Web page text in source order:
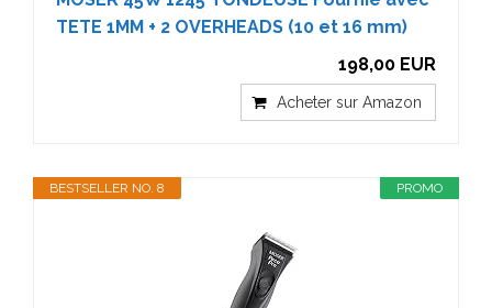
TETE 1MM + 2 OVERHEADS (10 et 16 mm)
198,00 EUR
Acheter sur Amazon
PROMO
BESTSELLER NO. 8